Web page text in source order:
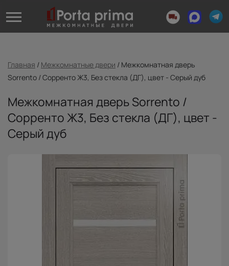
Главная / Межкомнатные двери / Межкомнатная дверь
Sorrento / Сорренто Ж3, Без стекла (ДГ), цвет - Серый дуб
Межкомнатная дверь Sorrento /
Сорренто Ж3, Без стекла (ДГ), цвет -
Серый дуб